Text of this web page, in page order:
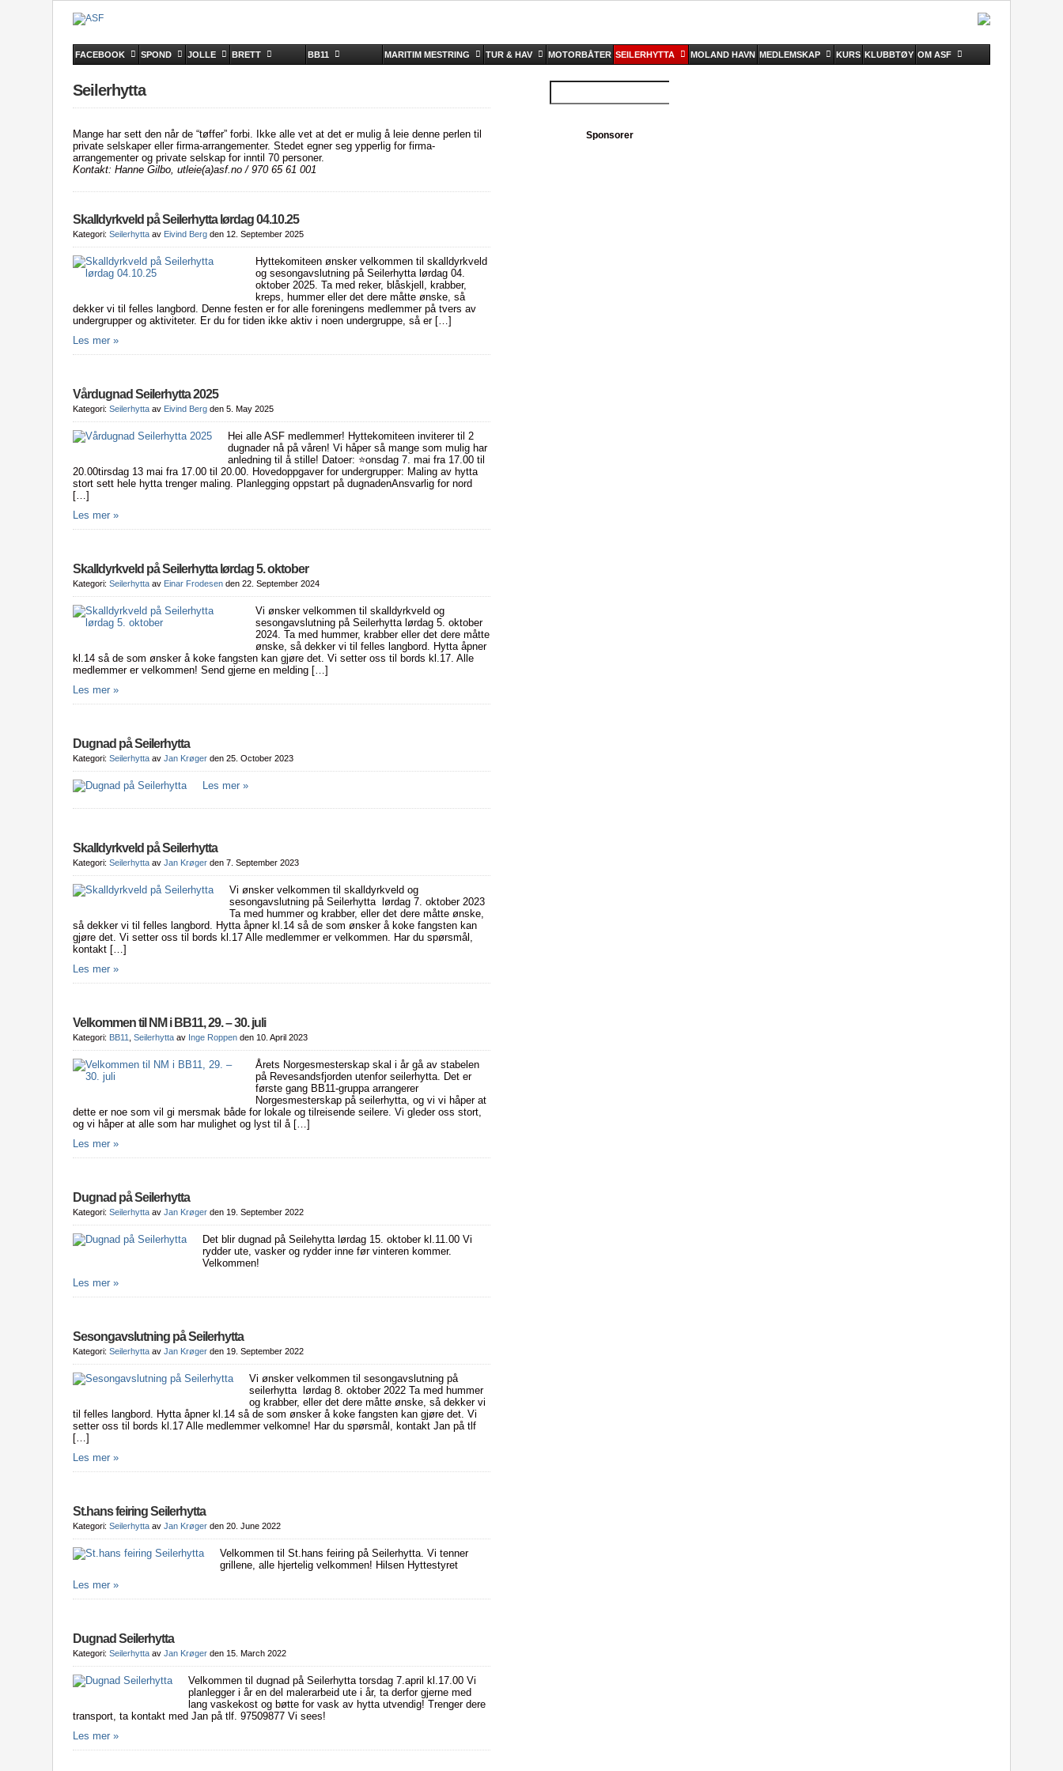
FACEBOOK SPOND JOLLE BRETT BB11 MARITIM MESTRING TUR & HAV MOTORBÅTER SEILERHYTTA MOLAND HAVN MEDLEMSKAP KURS KLUBBTØY OM ASF
Seilerhytta
Mange har sett den når de “tøffer” forbi. Ikke alle vet at det er mulig å leie denne perlen til
private selskaper eller firma-arrangementer. Stedet egner seg ypperlig for firma-
arrangementer og private selskap for inntil 70 personer.
Kontakt: Hanne Gilbo, utleie(a)asf.no / 970 65 61 001
Skalldyrkveld på Seilerhytta lørdag 04.10.25
Kategori: Seilerhytta av Eivind Berg den 12. September 2025
Hyttekomiteen ønsker velkommen til skalldyrkveld
og sesongavslutning på Seilerhytta lørdag 04.
oktober 2025. Ta med reker, blåskjell, krabber,
kreps, hummer eller det dere måtte ønske, så
dekker vi til felles langbord. Denne festen er for alle foreningens medlemmer på tvers av
undergrupper og aktiviteter. Er du for tiden ikke aktiv i noen undergruppe, så er […]
Les mer »
Vårdugnad Seilerhytta 2025
Kategori: Seilerhytta av Eivind Berg den 5. May 2025
Hei alle ASF medlemmer! Hyttekomiteen inviterer til 2
dugnader nå på våren! Vi håper så mange som mulig har
anledning til å stille! Datoer: ⭐️onsdag 7. mai fra 17.00 til
20.00tirsdag 13 mai fra 17.00 til 20.00. Hovedoppgaver for undergrupper: Maling av hytta
stort sett hele hytta trenger maling. Planlegging oppstart på dugnadenAnsvarlig for nord
[…]
Les mer »
Skalldyrkveld på Seilerhytta lørdag 5. oktober
Kategori: Seilerhytta av Einar Frodesen den 22. September 2024
Vi ønsker velkommen til skalldyrkveld og
sesongavslutning på Seilerhytta lørdag 5. oktober
2024. Ta med hummer, krabber eller det dere måtte
ønske, så dekker vi til felles langbord. Hytta åpner
kl.14 så de som ønsker å koke fangsten kan gjøre det. Vi setter oss til bords kl.17. Alle
medlemmer er velkommen! Send gjerne en melding […]
Les mer »
Dugnad på Seilerhytta
Kategori: Seilerhytta av Jan Krøger den 25. October 2023
Les mer »
Skalldyrkveld på Seilerhytta
Kategori: Seilerhytta av Jan Krøger den 7. September 2023
Vi ønsker velkommen til skalldyrkveld og
sesongavslutning på Seilerhytta lørdag 7. oktober 2023
Ta med hummer og krabber, eller det dere måtte ønske,
så dekker vi til felles langbord. Hytta åpner kl.14 så de som ønsker å koke fangsten kan
gjøre det. Vi setter oss til bords kl.17 Alle medlemmer er velkommen. Har du spørsmål,
kontakt […]
Les mer »
Velkommen til NM i BB11, 29. – 30. juli
Kategori: BB11 Seilerhytta av Inge Roppen den 10. April 2023
Årets Norgesmesterskap skal i år gå av stabelen
på Revesandsfjorden utenfor seilerhytta. Det er
første gang BB11-gruppa arrangerer
Norgesmesterskap på seilerhytta, og vi vi håper at
dette er noe som vil gi mersmak både for lokale og tilreisende seilere. Vi gleder oss stort,
og vi håper at alle som har mulighet og lyst til å […]
Les mer »
Dugnad på Seilerhytta
Kategori: Seilerhytta av Jan Krøger den 19. September 2022
Det blir dugnad på Seilehytta lørdag 15. oktober kl.11.00 Vi
rydder ute, vasker og rydder inne før vinteren kommer.
Velkommen!
Les mer »
Sesongavslutning på Seilerhytta
Kategori: Seilerhytta av Jan Krøger den 19. September 2022
Vi ønsker velkommen til sesongavslutning på
seilerhytta lørdag 8. oktober 2022 Ta med hummer
og krabber, eller det dere måtte ønske, så dekker vi
til felles langbord. Hytta åpner kl.14 så de som ønsker å koke fangsten kan gjøre det. Vi
setter oss til bords kl.17 Alle medlemmer velkomne! Har du spørsmål, kontakt Jan på tlf
[…]
Les mer »
St.hans feiring Seilerhytta
Kategori: Seilerhytta av Jan Krøger den 20. June 2022
Velkommen til St.hans feiring på Seilerhytta. Vi tenner
grillene, alle hjertelig velkommen! Hilsen Hyttestyret
Les mer »
Dugnad Seilerhytta
Kategori: Seilerhytta av Jan Krøger den 15. March 2022
Velkommen til dugnad på Seilerhytta torsdag 7.april kl.17.00 Vi
planlegger i år en del malerarbeid ute i år, ta derfor gjerne med
lang vaskekost og bøtte for vask av hytta utvendig! Trenger dere
transport, ta kontakt med Jan på tlf. 97509877 Vi sees!
Les mer »
Sponsorer